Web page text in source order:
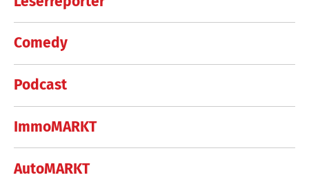
Comedy
Podcast
ImmoMARKT
AutoMARKT